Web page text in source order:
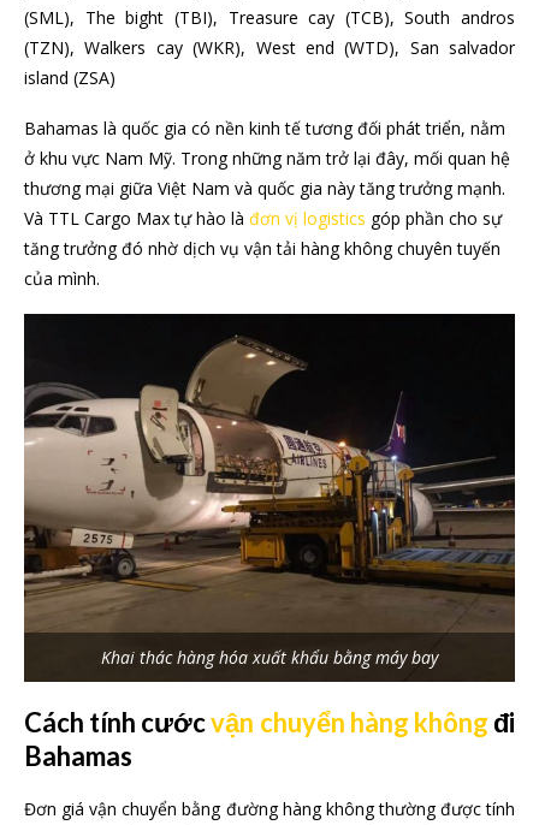
(SML), The bight (TBI), Treasure cay (TCB), South andros
(TZN), Walkers cay (WKR), West end (WTD), San salvador
island (ZSA)
Bahamas là quốc gia có nền kinh tế tương đối phát triển, nằm
ở khu vực Nam Mỹ. Trong những năm trở lại đây, mối quan hệ
thương mại giữa Việt Nam và quốc gia này tăng trưởng mạnh.
Và TTL Cargo Max tự hào là đơn vị logistics góp phần cho sự
tăng trưởng đó nhờ dịch vụ vận tải hàng không chuyên tuyến
của mình.
Khai thác hàng hóa xuất khẩu bằng máy bay
Cách tính cướcvận chuyển hàng không đi
Bahamas
Đơn giá vận chuyển bằng đường hàng không thường được tính